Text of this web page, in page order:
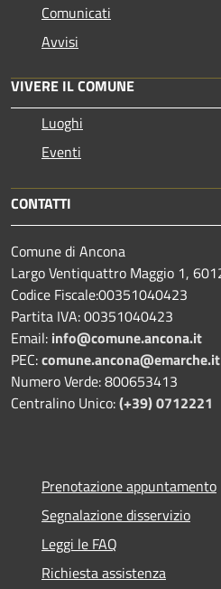
Comunicati
Avvisi
VIVERE IL COMUNE
Luoghi
Eventi
CONTATTI
Comune di Ancona
Largo Ventiquattro Maggio 1,
Codice Fiscale:00351040423
Partita IVA: 00351040423
Email: info@comune.ancona.it
PEC:comune.ancona@emarche.it
Numero Verde: 800653413
Centralino Unico:(+39) 0712221
Prenotazione appuntamento
Segnalazione disservizio
Leggi le FAQ
Richiesta assistenza